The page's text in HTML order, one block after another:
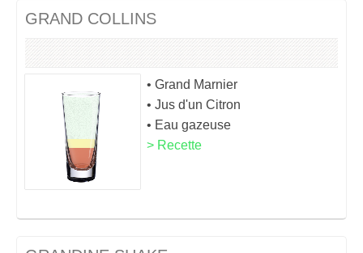
GRAND COLLINS
• Grand Marnier
• Jus d'un Citron
• Eau gazeuse
> Recette